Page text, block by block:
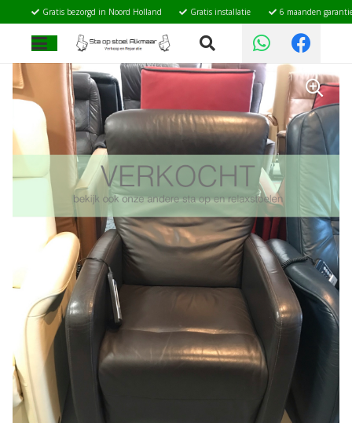
Gratis bezorgd in Noord Holland Gratis installatie 6 maanden